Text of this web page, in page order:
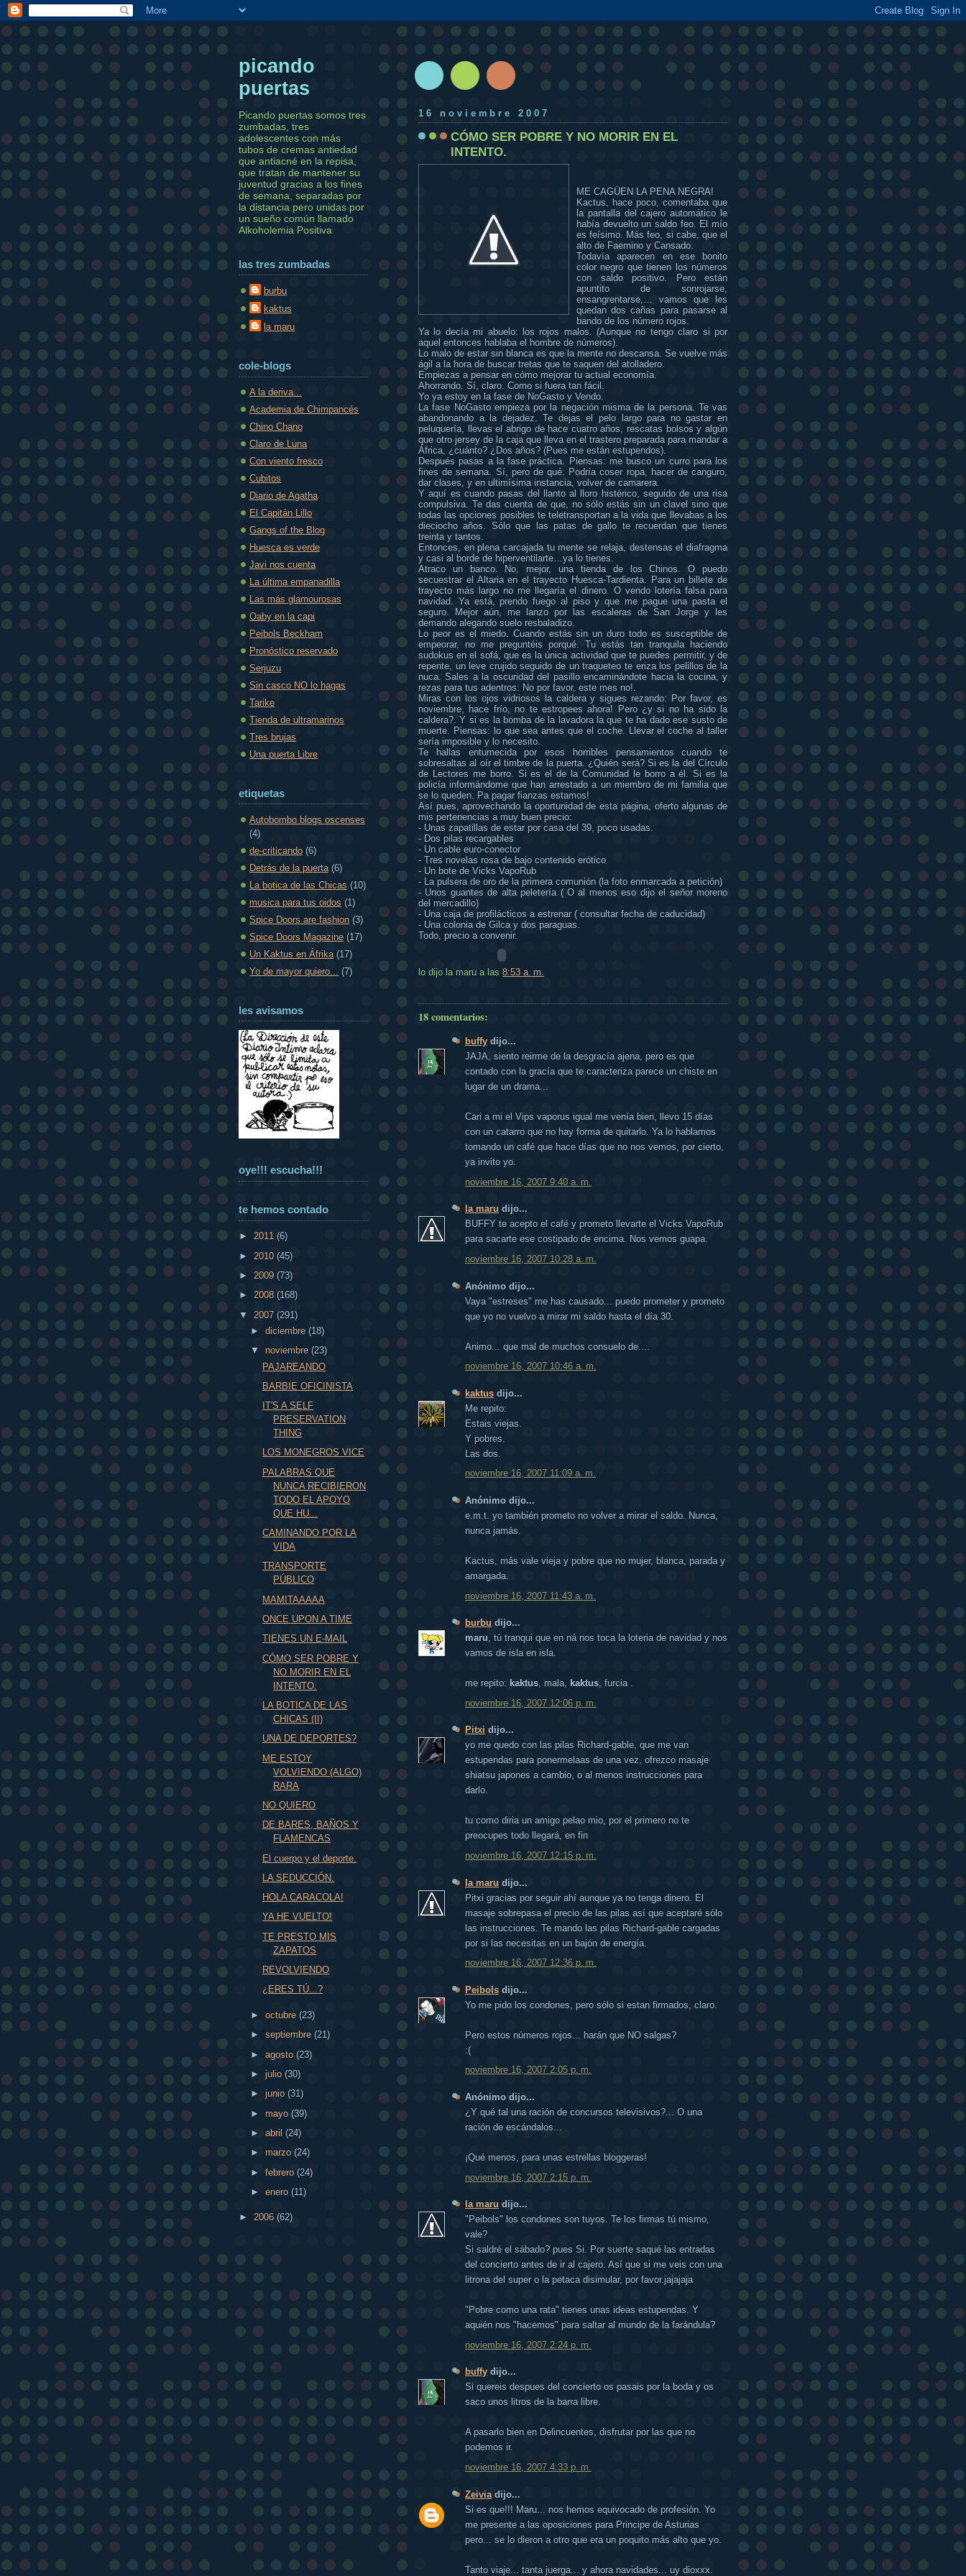
16 noviembre 2007
CÓMO SER POBRE Y NO MORIR EN EL
INTENTO.
ME CAGÜEN LA PENA NEGRA!
Kactus, hace poco, comentaba que
la pantalla del cajero automático le
había devuelto un saldo feo. El mío
es feísimo. Más feo, si cabe, que el
alto de Faemino y Cansado.
Todavía aparecen en ese bonito
color negro que tienen los números
con saldo positivo. Pero están
apuntito de sonrojarse,
ensangrentarse,… vamos que les
quedan dos cañas para pasarse al
bando de los número rojos.
Ya lo decía mi abuelo: los rojos malos. (Aunque no tengo claro si por
aquel entonces hablaba el hombre de números).
Lo malo de estar sin blanca es que la mente no descansa. Se vuelve más
ágil a la hora de buscar tretas que te saquen del atolladero.
Empiezas a pensar en cómo mejorar tu actual economía.
Ahorrando. Sí, claro. Como si fuera tan fácil.
Yo ya estoy en la fase de NoGasto y Vendo.
La fase NoGasto empieza por la negación misma de la persona. Te vas
abandonando a la dejadez. Te dejas el pelo largo para no gastar en
peluquería, llevas el abrigo de hace cuatro años, rescatas bolsos y algún
que otro jersey de la caja que lleva en el trastero preparada para mandar a
África, ¿cuánto? ¿Dos años? (Pues me están estupendos).
Después pasas a la fase práctica. Piensas: me busco un curro para los
fines de semana. Sí, pero de qué. Podría coser ropa, hacer de canguro,
dar clases, y en ultimísima instancia, volver de camarera.
Y aquí es cuando pasas del llanto al lloro histérico, seguido de una risa
compulsiva. Te das cuenta de que, no sólo estás sin un clavel sino que
todas las opciones posibles te teletransportan a la vida que llevabas a los
dieciocho años. Sólo que las patas de gallo te recuerdan que tienes
treinta y tantos.
Entonces, en plena carcajada tu mente se relaja, destensas el diafragma
y casi al borde de hiperventilarte…ya lo tienes.
Atraco un banco. No, mejor, una tienda de los Chinos. O puedo
secuestrar el Altaria en el trayecto Huesca-Tardienta. Para un billete de
trayecto más largo no me llegaría el dinero. O vendo lotería falsa para
navidad. Ya está, prendo fuego al piso y que me pague una pasta el
seguro. Mejor aún, me lanzo por las escaleras de San Jorge y les
demando alegando suelo resbaladizo.
Lo peor es el miedo. Cuando estás sin un duro todo es susceptible de
empeorar, no me preguntéis porqué. Tu estás tan tranquila haciendo
sudokus en el sofá, que es la única actividad que te puedes permitir, y de
repente, un leve crujido seguido de un traqueteo te eriza los pelillos de la
nuca. Sales a la oscuridad del pasillo encaminándote hacia la cocina, y
rezas para tus adentros: No por favor, este mes no!.
Miras con los ojos vidriosos la caldera y sigues rezando: Por favor, es
noviembre, hace frío, no te estropees ahora! Pero ¿y si no ha sido la
caldera?. Y si es la bomba de la lavadora la que te ha dado ese susto de
muerte. Piensas: lo que sea antes que el coche. Llevar el coche al taller
sería imposible y lo necesito.
Te hallas entumecida por esos horribles pensamientos cuando te
sobresaltas al oír el timbre de la puerta. ¿Quién será? Si es la del Círculo
de Lectores me borro. Si es el de la Comunidad le borro a él. Si es la
policía informándome que han arrestado a un miembro de mi familia que
se lo queden. Pa pagar fianzas estamos!
Así pues, aprovechando la oportunidad de esta página, oferto algunas de
mis pertenencias a muy buen precio:
- Unas zapatillas de estar por casa del 39, poco usadas.
- Dos pilas recargables
- Un cable euro-conector
- Tres novelas rosa de bajo contenido erótico
- Un bote de Vicks VapoRub
- La pulsera de oro de la primera comunión (la foto enmarcada a petición)
- Unos guantes de alta peletería ( O al menos eso dijo el señor moreno
del mercadillo)
- Una caja de profilácticos a estrenar ( consultar fecha de caducidad)
- Una colonia de Gilca y dos paraguas.
Todo, precio a convenir.
lo dijo la maru a las 8:53 a. m.
18 comentarios:
buffy dijo...
JAJA, siento reirme de la desgracía ajena, pero es que
contado con la gracía que te caracteriza parece un chiste en
lugar de un drama...
Cari a mi el Vips vaporus igual me venía bien, llevo 15 días
con un catarro que no hay forma de quitarlo. Ya lo hablamos
tomando un café que hace días que no nos vemos, por cierto,
ya invito yo.
noviembre 16, 2007 9:40 a. m.
la maru dijo...
BUFFY te acepto el café y prometo llevarte el Vicks VapoRub
para sacarte ese costipado de encima. Nos vemos guapa.
noviembre 16, 2007 10:28 a. m.
Anónimo dijo...
Vaya "estreses" me has causado... puedo prometer y prometo
que yo no vuelvo a mirar mi saldo hasta el día 30.
Animo... que mal de muchos consuelo de....
noviembre 16, 2007 10:46 a. m.
kaktus dijo...
Me repito:
Estais viejas.
Y pobres.
Las dos.
noviembre 16, 2007 11:09 a. m.
Anónimo dijo...
e.m.t. yo también prometo no volver a mirar el saldo. Nunca,
nunca jamás.
Kactus, más vale vieja y pobre que no mujer, blanca, parada y
amargada.
noviembre 16, 2007 11:43 a. m.
burbu dijo...
maru, tú tranqui que en ná nos toca la loteria de navidad y nos
vamos de isla en isla.
me repito: kaktus, mala, kaktus, furcia .
noviembre 16, 2007 12:06 p. m.
Pitxi dijo...
yo me quedo con las pilas Richard-gable, que me van
estupendas para ponermelaas de una vez, ofrezco masaje
shiatsu japones a cambio, o al menos instrucciones para
darlo.
tu como diria un amigo pelao mio, por el primero no te
preocupes todo llegará, en fin
noviembre 16, 2007 12:15 p. m.
la maru dijo...
Pitxi gracias por seguir ahí aunque ya no tenga dinero. El
masaje sobrepasa el precio de las pilas así que aceptaré sólo
las instrucciones. Te mando las pilas Richard-gable cargadas
por si las necesitas en un bajón de energía.
noviembre 16, 2007 12:36 p. m.
Peibols dijo...
Yo me pido los condones, pero sólo si estan firmados, claro.
Pero estos números rojos... harán que NO salgas?
:(
noviembre 16, 2007 2:05 p. m.
Anónimo dijo...
¿Y qué tal una ración de concursos televisivos?... O una
ración de escándalos...
¡Qué menos, para unas estrellas bloggeras!
noviembre 16, 2007 2:15 p. m.
la maru dijo...
"Peibols" los condones son tuyos. Te los firmas tú mismo,
vale?
Si saldré el sábado? pues Si. Por suerte saqué las entradas
del concierto antes de ir al cajero. Así que si me veis con una
litrona del super o la petaca disimular, por favor.jajajaja
"Pobre como una rata" tienes unas ideas estupendas. Y
aquién nos "hacemos" para saltar al mundo de la farándula?
noviembre 16, 2007 2:24 p. m.
buffy dijo...
Si quereis despues del concierto os pasais por la boda y os
saco unos litros de la barra libre.
A pasarlo bien en Delincuentes, disfrutar por las que no
podemos ir.
noviembre 16, 2007 4:33 p. m.
Zeivia dijo...
Si es que!!! Maru... nos hemos equivocado de profesión. Yo
me presente a las oposiciones para Principe de Asturias
pero... se lo dieron a otro que era un poquito más alto que yo.
Tanto viaje... tanta juerga... y ahora navidades... uy dioxxx.
picando
puertas
Picando puertas somos tres
zumbadas, tres
adolescentes con más
tubos de cremas antiedad
que antiacné en la repisa,
que tratan de mantener su
juventud gracias a los fines
de semana, separadas por
la distancia pero unidas por
un sueño común llamado
Alkoholemia Positiva
las tres zumbadas
burbu
kaktus
la maru
cole-blogs
A la deriva...
Academia de Chimpancés
Chino Chano
Claro de Luna
Con viento fresco
Cubitos
Diario de Agatha
El Capitán Lillo
Gangs of the Blog
Huesca es verde
Javi nos cuenta
La última empanadilla
Las más glamourosas
Oaby en la capi
Peibols Beckham
Pronóstico reservado
Serjuzu
Sin casco NO lo hagas
Tarike
Tienda de ultramarinos
Tres brujas
Una puerta Libre
etiquetas
Autobombo blogs oscenses
(4)
de-criticando (6)
Detrás de la puerta (6)
La botica de las Chicas (10)
musica para tus oidos (1)
Spice Doors are fashion (3)
Spice Doors Magazine (17)
Un Kaktus en Áfrika (17)
Yo de mayor quiero...
(7)
les avisamos
oye!!! escucha!!!
te hemos contado
► 2011 (6)
► 2010 (45)
► 2009 (73)
► 2008 (168)
▼ 2007 (291)
► diciembre (18)
▼ noviembre (23)
PAJAREANDO
BARBIE OFICINISTA
IT'S A SELF
PRESERVATION
THING
LOS MONEGROS VICE
PALABRAS QUE
NUNCA RECIBIERON
TODO EL APOYO
QUE HU...
CAMINANDO POR LA
VIDA
TRANSPORTE
PÚBLICO
MAMITAAAAA
ONCE UPON A TIME
TIENES UN E-MAIL
CÓMO SER POBRE Y
NO MORIR EN EL
INTENTO.
LA BOTICA DE LAS
CHICAS (II)
UNA DE DEPORTES?
ME ESTOY
VOLVIENDO (ALGO)
RARA
NO QUIERO
DE BARES, BAÑOS Y
FLAMENCAS
El cuerpo y el deporte.
LA SEDUCCIÓN.
HOLA CARACOLA!
YA HE VUELTO!
TE PRESTO MIS
ZAPATOS
REVOLVIENDO
¿ERES TÚ...?
► octubre (23)
► septiembre (21)
► agosto (23)
► julio (30)
► junio (31)
► mayo (39)
► abril (24)
► marzo (24)
► febrero (24)
► enero (11)
► 2006 (62)